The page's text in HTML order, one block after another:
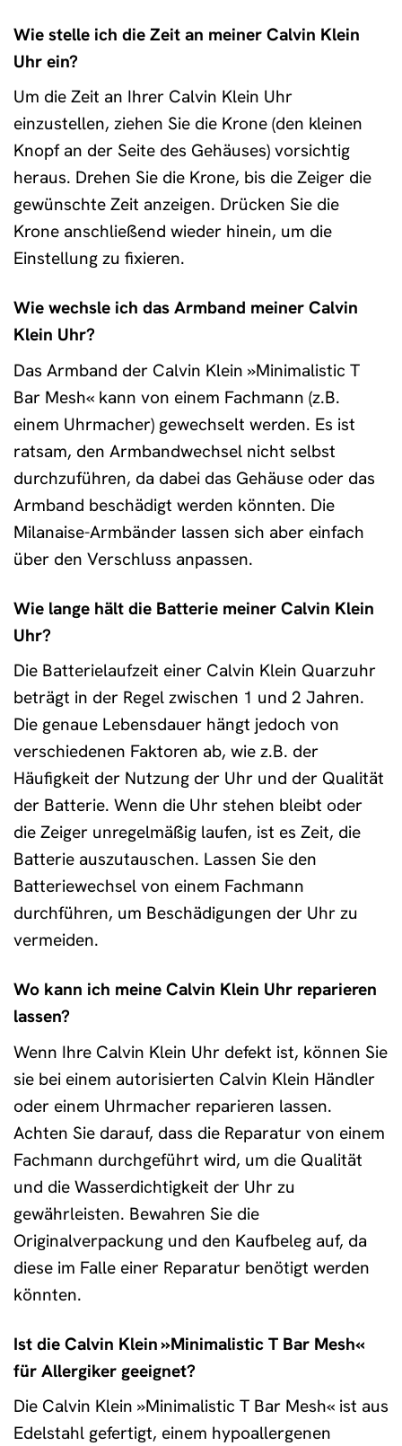
Wie stelle ich die Zeit an meiner Calvin Klein
Uhr ein?
Um die Zeit an Ihrer Calvin Klein Uhr
einzustellen, ziehen Sie die Krone (den kleinen
Knopf an der Seite des Gehäuses) vorsichtig
heraus. Drehen Sie die Krone, bis die Zeiger die
gewünschte Zeit anzeigen. Drücken Sie die
Krone anschließend wieder hinein, um die
Einstellung zu fixieren.
Wie wechsle ich das Armband meiner Calvin
Klein Uhr?
Das Armband der Calvin Klein »Minimalistic T
Bar Mesh« kann von einem Fachmann (z.B.
einem Uhrmacher) gewechselt werden. Es ist
ratsam, den Armbandwechsel nicht selbst
durchzuführen, da dabei das Gehäuse oder das
Armband beschädigt werden könnten. Die
Milanaise-Armbänder lassen sich aber einfach
über den Verschluss anpassen.
Wie lange hält die Batterie meiner Calvin Klein
Uhr?
Die Batterielaufzeit einer Calvin Klein Quarzuhr
beträgt in der Regel zwischen 1 und 2 Jahren.
Die genaue Lebensdauer hängt jedoch von
verschiedenen Faktoren ab, wie z.B. der
Häufigkeit der Nutzung der Uhr und der Qualität
der Batterie. Wenn die Uhr stehen bleibt oder
die Zeiger unregelmäßig laufen, ist es Zeit, die
Batterie auszutauschen. Lassen Sie den
Batteriewechsel von einem Fachmann
durchführen, um Beschädigungen der Uhr zu
vermeiden.
Wo kann ich meine Calvin Klein Uhr reparieren
lassen?
Wenn Ihre Calvin Klein Uhr defekt ist, können Sie
sie bei einem autorisierten Calvin Klein Händler
oder einem Uhrmacher reparieren lassen.
Achten Sie darauf, dass die Reparatur von einem
Fachmann durchgeführt wird, um die Qualität
und die Wasserdichtigkeit der Uhr zu
gewährleisten. Bewahren Sie die
Originalverpackung und den Kaufbeleg auf, da
diese im Falle einer Reparatur benötigt werden
könnten.
Ist die Calvin Klein »Minimalistic T Bar Mesh«
für Allergiker geeignet?
Die Calvin Klein »Minimalistic T Bar Mesh« ist aus
Edelstahl gefertigt, einem hypoallergenen